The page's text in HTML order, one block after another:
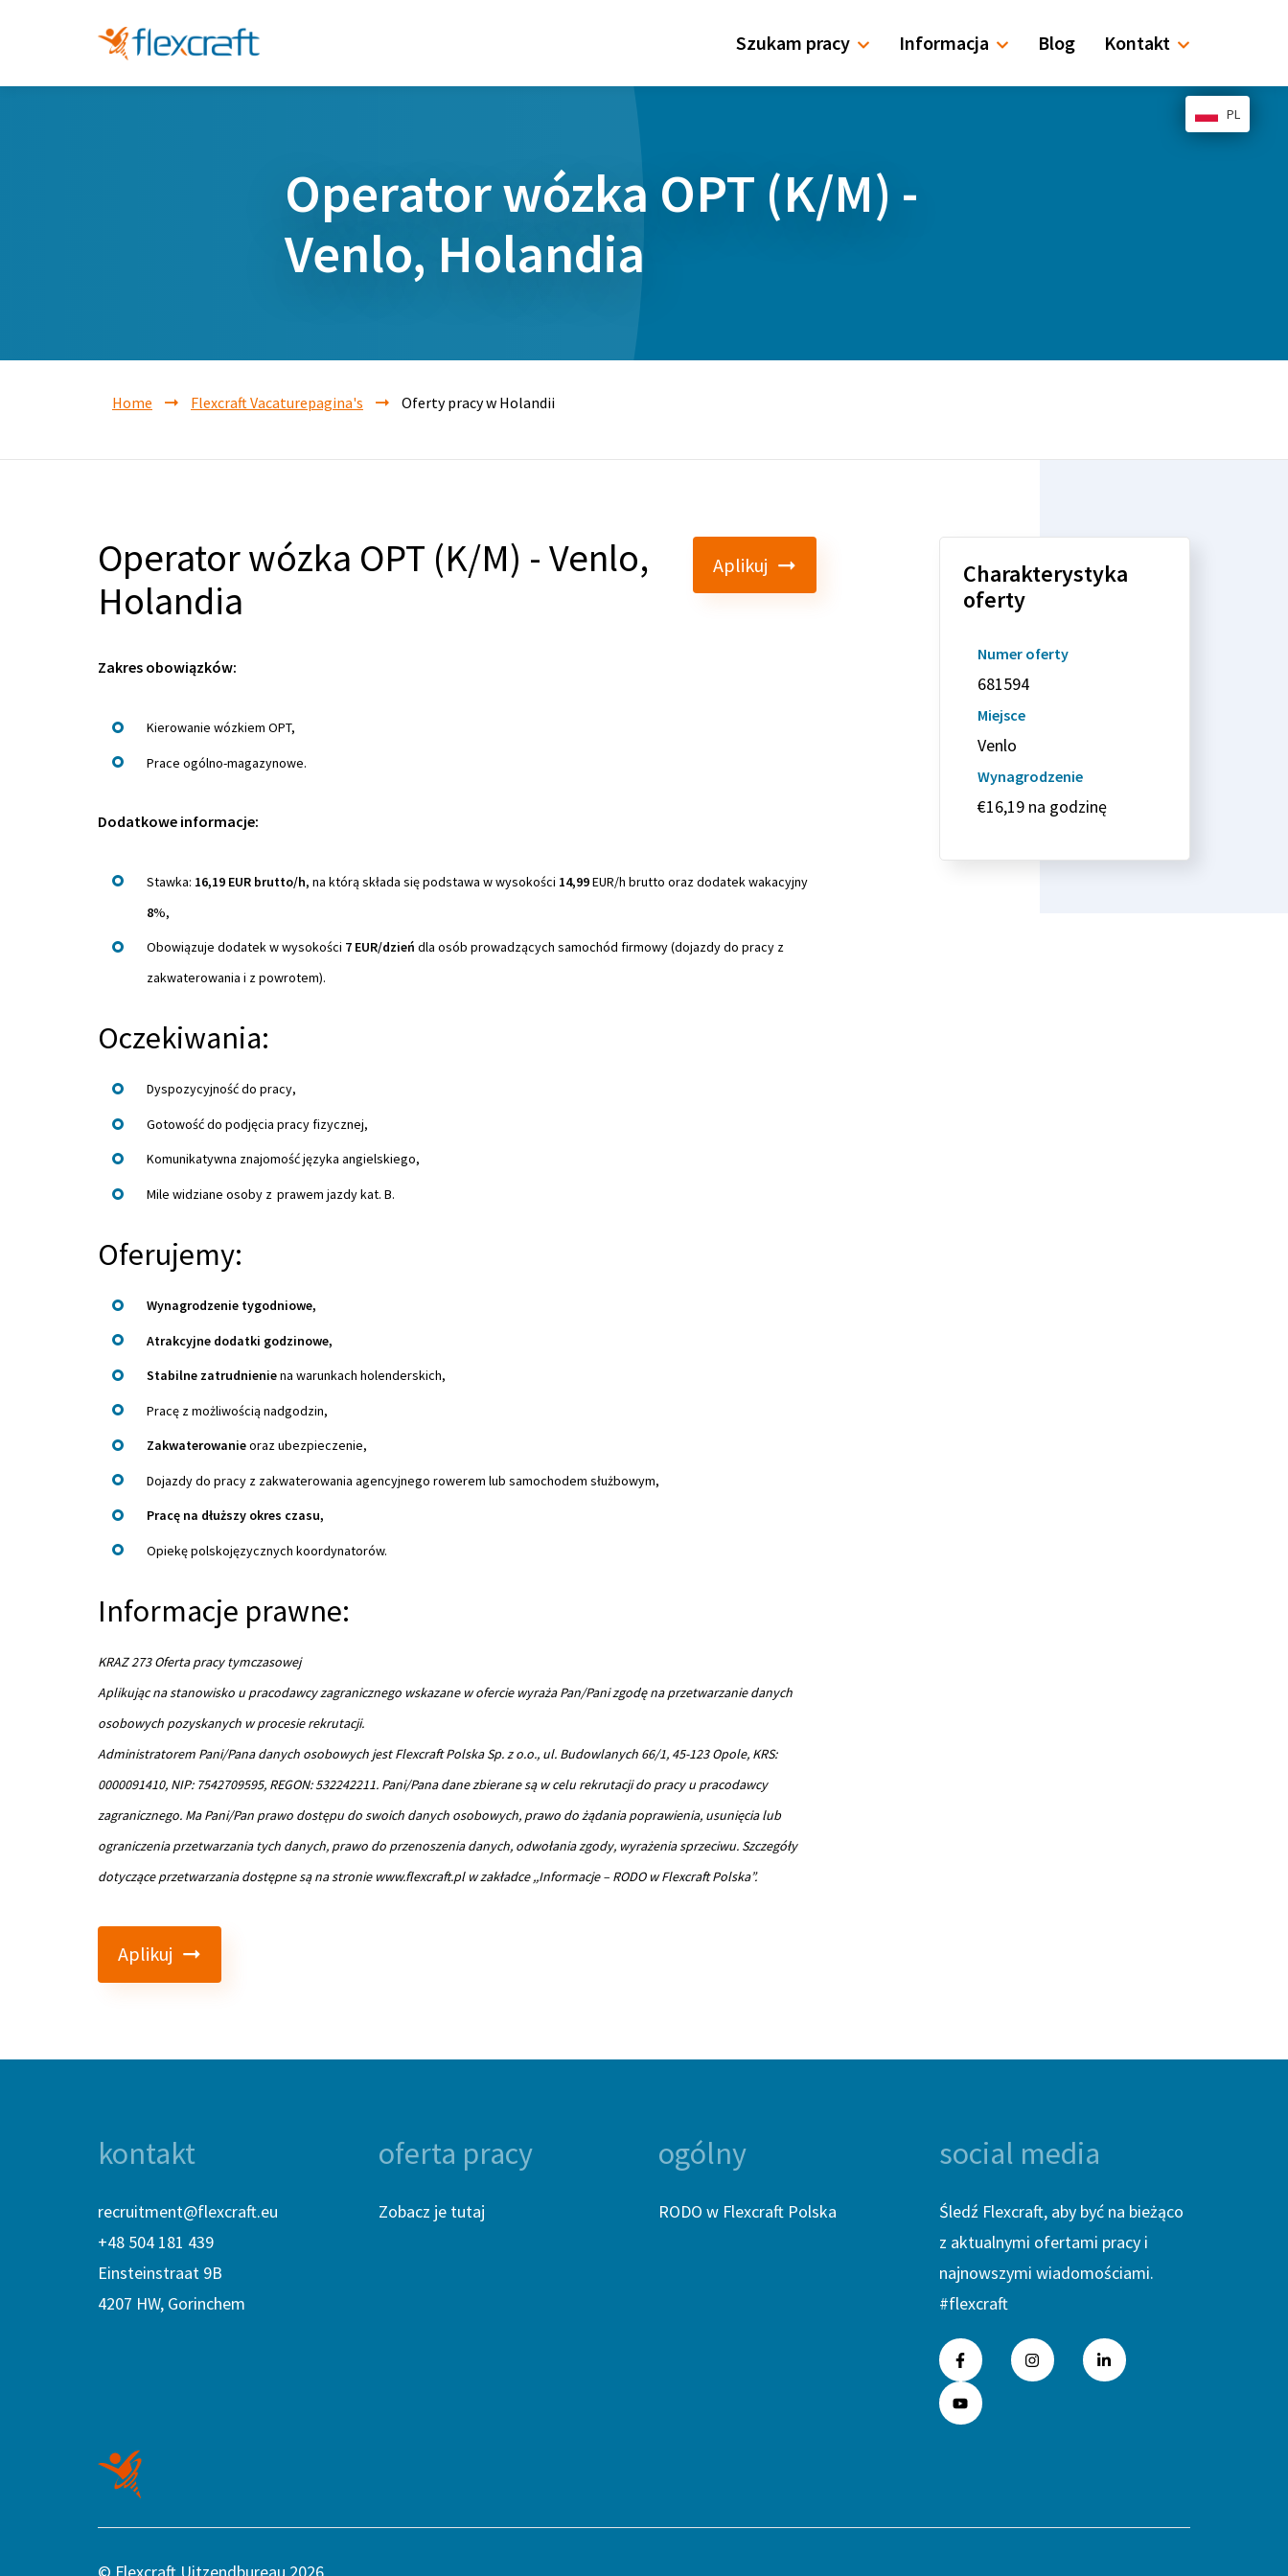
Szukam pracy Informacja Blog Kontakt
Operator wózka OPT (K/M) -
Venlo, Holandia
Home Flexcraft Vacaturepagina's Oferty pracy w Holandii
Operator wózka OPT (K/M) - Venlo,
Holandia
Aplikuj
Zakres obowiązków:
Kierowanie wózkiem OPT,
Prace ogólno-magazynowe.
Dodatkowe informacje:
Stawka: 16,19 EUR brutto/h, na którą składa się podstawa w wysokości 14,99EUR/h brutto oraz dodatek wakacyjny
8%,
Obowiązuje dodatek w wysokości 7 EUR/dzień dla osób prowadzących samochód firmowy (dojazdy do pracy z
zakwaterowania i z powrotem).
Oczekiwania:
Dyspozycyjność do pracy,
Gotowość do podjęcia pracy fizycznej,
Komunikatywna znajomość języka angielskiego,
Mile widziane osoby z prawem jazdy kat. B.
Oferujemy:
Wynagrodzenie tygodniowe,
Atrakcyjne dodatki godzinowe,
Stabilne zatrudnieniena warunkach holenderskich,
Pracę z możliwością nadgodzin,
Zakwaterowanieoraz ubezpieczenie,
Dojazdy do pracy z zakwaterowania agencyjnego rowerem lub samochodem służbowym,
Pracę na dłuższy okres czasu,
Opiekę polskojęzycznych koordynatorów.
Informacje prawne:
KRAZ 273 Oferta pracy tymczasowej
Aplikując na stanowisko u pracodawcy zagranicznego wskazane w ofercie wyraża Pan/Pani zgodę na przetwarzanie danych
osobowych pozyskanych w procesie rekrutacji.
Administratorem Pani/Pana danych osobowych jest Flexcraft Polska Sp. z o.o., ul. Budowlanych 66/1, 45-123 Opole, KRS:
0000091410, NIP: 7542709595, REGON: 532242211. Pani/Pana dane zbierane są w celu rekrutacji do pracy u pracodawcy
zagranicznego. Ma Pani/Pan prawo dostępu do swoich danych osobowych, prawo do żądania poprawienia, usunięcia lub
ograniczenia przetwarzania tych danych, prawo do przenoszenia danych, odwołania zgody, wyrażenia sprzeciwu. Szczegóły
dotyczące przetwarzania dostępne są na stronie www.flexcraft.pl w zakładce ,,Informacje – RODO w Flexcraft Polska”.
Aplikuj
Charakterystyka
oferty
Numer oferty
681594
Miejsce
Venlo
Wynagrodzenie
€16,19 na godzinę
kontakt
recruitment@flexcraft.eu
+48 504 181 439
Einsteinstraat 9B
4207 HW, Gorinchem
oferta pracy
Zobacz je tutaj
ogólny
RODO w Flexcraft Polska
social media
Śledź Flexcraft, aby być na bieżąco
z aktualnymi ofertami pracy i
najnowszymi wiadomościami.
#flexcraft
PL